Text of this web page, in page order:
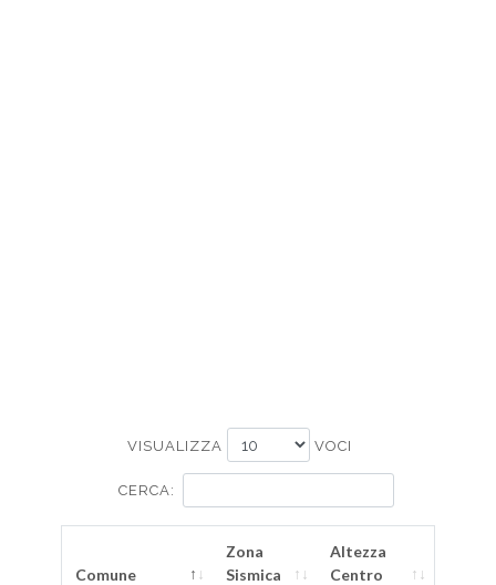
VISUALIZZA VOCI
CERCA:
Comune
Zona
Sismica
Altezza
Centro